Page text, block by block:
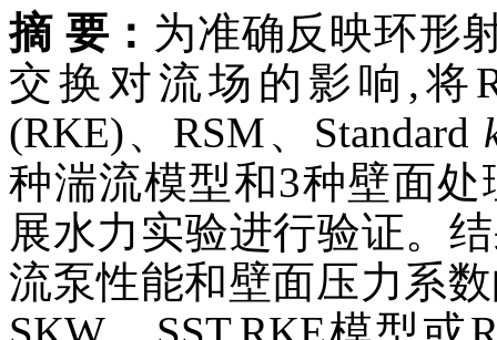
摘 要： 为准确反映环形
交换对流场的影响,将
(RKE)、RSM、Standard
种湍流模型和3种壁面
展水力实验进行验证。
流泵性能和壁面压力系